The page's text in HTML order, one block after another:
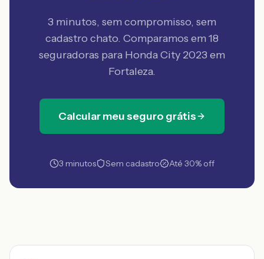
3 minutos, sem compromisso, sem
cadastro chato. Comparamos em 18
seguradoras para Honda City 2023 em
Fortaleza.
Calcular meu seguro grátis
3 minutos Sem cadastro Até 30% off